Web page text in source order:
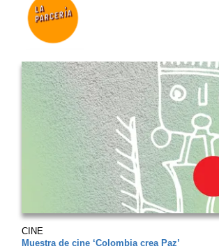
CINE
Muestra de cine ‘Colombia crea Paz’